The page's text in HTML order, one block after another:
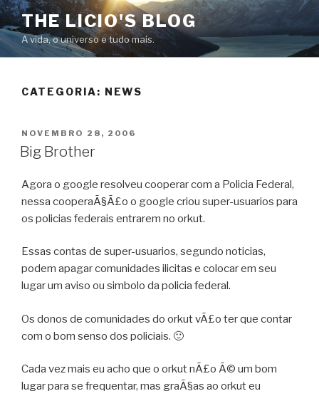
Pular
para
o
conteúdo
THE LICIO'S BLOG
A vida, o universo e tudo mais.
CATEGORIA: NEWS
PUBLICADO
EM
NOVEMBRO 28, 2006
Big Brother
Agora o google resolveu cooperar com a Policia Federal,
nessa cooperaÃ§Ã£o o google criou super-usuarios para
os policias federais entrarem no orkut.
Essas contas de super-usuarios, segundo noticias,
podem apagar comunidades ilicitas e colocar em seu
lugar um aviso ou simbolo da policia federal.
Os donos de comunidades do orkut vÃ£o ter que contar
com o bom senso dos policiais. 🙂
Cada vez mais eu acho que o orkut nÃ£o Ã© um bom
lugar para se frequentar, mas graÃ§as ao orkut eu